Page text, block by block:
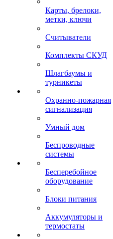
Карты, брелоки,
метки, ключи
Считыватели
Комплекты СКУД
Шлагбаумы и
турникеты
Охранно-пожарная
сигнализация
Умный дом
Беспроводные
системы
Бесперебойное
оборудование
Блоки питания
Аккумуляторы и
термостаты